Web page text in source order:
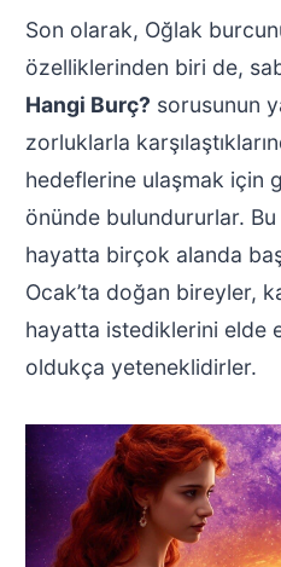
Son olarak, Oğlak
özelliklerinden biri de,
Hangi Burç? sorusunun
zorluklarla
hedeflerine ulaşmak için
önünde bulundururlar. Bu
hayatta birçok alanda
Ocak’ta doğan bireyler,
hayatta istediklerini elde
oldukça yeteneklidirler.